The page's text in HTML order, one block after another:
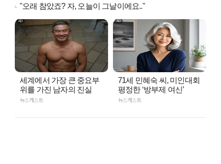
"오래 참았죠? 자, 오늘이 그날이에요.."
세계에서 가장 큰 중요부
위를 가진 남자의 진실
뉴스캐스트
71세 민혜숙 씨, 미인대회
평정한 ‘방부제 여신’
뉴스캐스트